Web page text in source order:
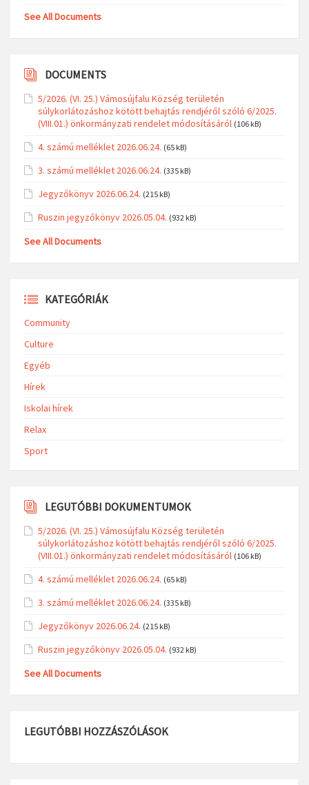
See All Documents
DOCUMENTS
5/2026. (VI. 25.) Vámosújfalu Község területén
súlykorlátozáshoz kötött behajtás rendjéről szóló 6/2025.
(VIII.01.) önkormányzati rendelet módosításáról (106 kB)
4. számú melléklet 2026.06.24. (65 kB)
3. számú melléklet 2026.06.24. (335 kB)
Jegyzőkönyv 2026.06.24. (215 kB)
Ruszin jegyzőkönyv 2026.05.04. (932 kB)
See All Documents
KATEGÓRIÁK
Community
Culture
Egyéb
Hírek
Iskolai hírek
Relax
Sport
LEGUTÓBBI DOKUMENTUMOK
5/2026. (VI. 25.) Vámosújfalu Község területén
súlykorlátozáshoz kötött behajtás rendjéről szóló 6/2025.
(VIII.01.) önkormányzati rendelet módosításáról (106 kB)
4. számú melléklet 2026.06.24. (65 kB)
3. számú melléklet 2026.06.24. (335 kB)
Jegyzőkönyv 2026.06.24. (215 kB)
Ruszin jegyzőkönyv 2026.05.04. (932 kB)
See All Documents
LEGUTÓBBI HOZZÁSZÓLÁSOK